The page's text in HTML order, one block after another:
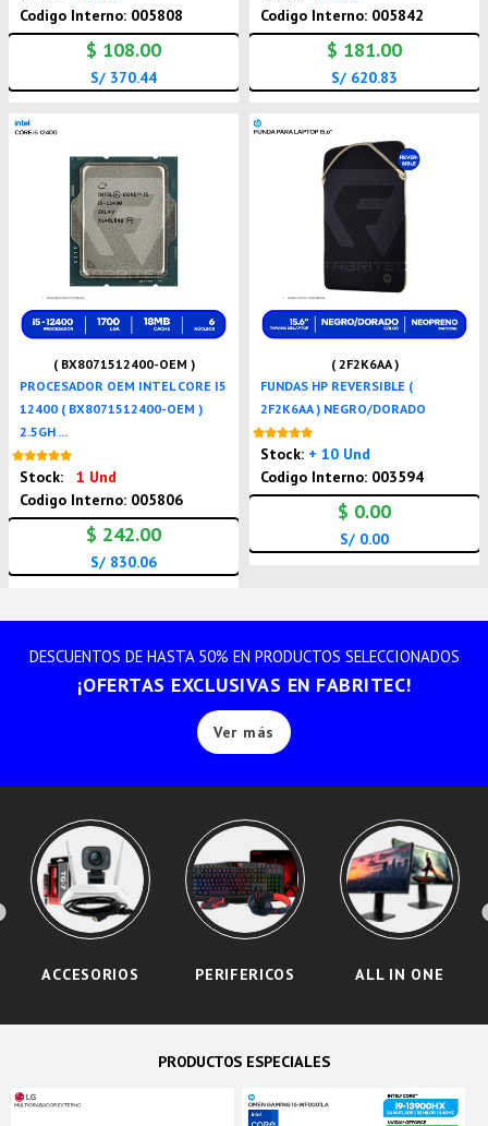
Codigo Interno: 005808
$ 108.00
S/ 370.44
Codigo Interno: 005842
$ 181.00
S/ 620.83
( BX8071512400-OEM )
PROCESADOR OEM INTEL CORE I5
12400 ( BX8071512400-OEM )
2.5GH ...
Stock:
1 Und
Codigo Interno: 005806
$ 242.00
S/ 830.06
( 2F2K6AA )
FUNDAS HP REVERSIBLE (
2F2K6AA ) NEGRO/DORADO
Stock: + 10 Und
Codigo Interno: 003594
$ 0.00
S/ 0.00
DESCUENTOS DE HASTA 50% EN PRODUCTOS SELECCIONADOS
¡OFERTAS EXCLUSIVAS EN FABRITEC!
Ver más
ACCESORIOS PERIFERICOS ALL IN ONE
PRODUCTOS ESPECIALES